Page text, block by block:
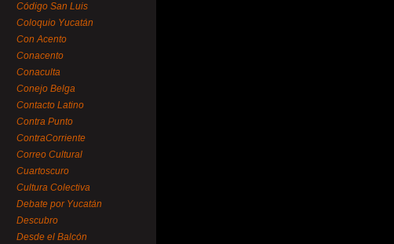
Código San Luis
Coloquio Yucatán
Con Acento
Conacento
Conaculta
Conejo Belga
Contacto Latino
Contra Punto
ContraCorriente
Correo Cultural
Cuartoscuro
Cultura Colectiva
Debate por Yucatán
Descubro
Desde el Balcón